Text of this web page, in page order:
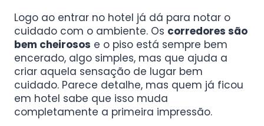
Logo ao entrar no hotel já dá para notar o
cuidado com o ambiente. Os corredores são
bem cheirosos e o piso está sempre bem
encerado, algo simples, mas que ajuda a
criar aquela sensação de lugar bem
cuidado. Parece detalhe, mas quem já ficou
em hotel sabe que isso muda
completamente a primeira impressão.